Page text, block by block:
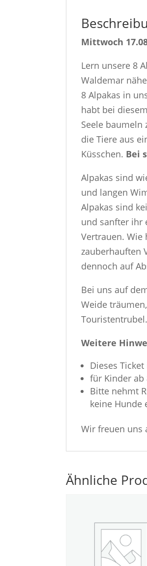
Mittwoch
Lern unsere 8
Waldemar
8 Alpakas in
habt bei
Seele baumeln
die Tiere aus
Küsschen. Bei
Alpakas sind
und langen
Alpakas sind
und sanfter ihr
Vertrauen.
zauberhauften
dennoch auf
Bei uns auf
Weide
Touristentrubel.
Weitere
Dieses
für Kinder ab
Bitte nehmt
keine Hunde
Wir freuen uns
Ähnliche